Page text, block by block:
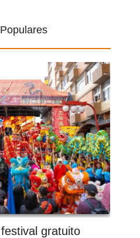
gratuito